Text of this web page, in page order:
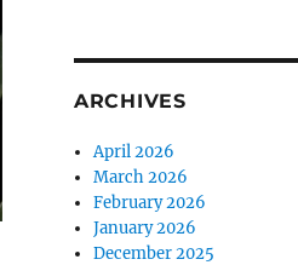
ARCHIVES
April 2026
March 2026
February 2026
January 2026
December 2025